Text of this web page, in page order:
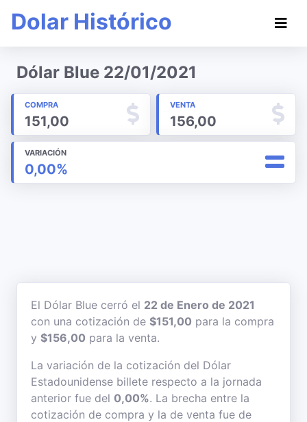
Dolar Histórico
Dólar Blue 22/01/2021
COMPRA
151,00
VENTA
156,00
VARIACIÓN
0,00%
El Dólar Blue cerró el 22 de Enero de 2021
con una cotización de $151,00 para la compra
y $156,00 para la venta.
La variación de la cotización del Dólar
Estadounidense billete respecto a la jornada
anterior fue del 0,00%. La brecha entre la
cotización de compra y la de venta fue de